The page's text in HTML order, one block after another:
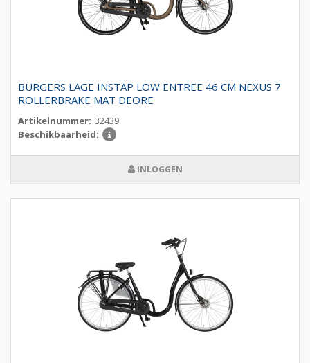
BURGERS LAGE INSTAP LOW ENTREE 46 CM NEXUS 7
ROLLERBRAKE MAT DEORE
Artikelnummer: 32439
Beschikbaarheid:
INLOGGEN